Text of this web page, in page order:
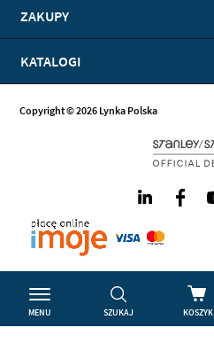
MENU SZUKAJ KOSZYK
ZAKUPY
KATALOGI
Copyright © 2026 Lynka Polska